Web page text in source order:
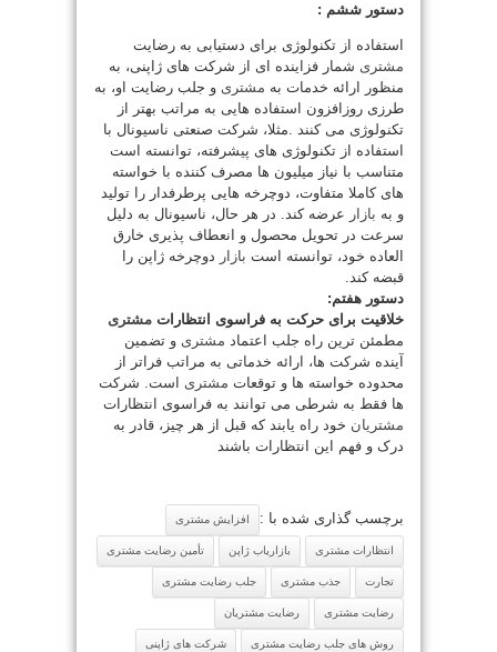
دستور ششم :
استفاده از تکنولوژی برای دستیابی به رضایت
مشتری شمار فزاینده ای از شرکت های ژاپنی، به
منظور ارائه خدمات به مشتری و جلب رضایت او، به
طرزی روزافزون استفاده هایی به مراتب بهتر از
تکنولوژی می کنند .مثلا، شرکت صنعتی ناسیونال با
استفاده از تکنولوژی های پیشرفته، توانسته است
متناسب با نیاز میلیون ها مصرف کننده با خواسته
های کاملا متفاوت، دوچرخه هایی پرطرفدار را تولید
و به بازار عرضه کند. در هر حال، ناسیونال به دلیل
سرعت در تحویل محصول و انعطاف پذیری خارق
العاده خود، توانسته است بازار دوچرخه ژاپن را
قبضه کند.
دستور هفتم:
خلاقیت برای حرکت به فراسوی انتظارات مشتری
مطمئن ترین راه جلب اعتماد مشتری و تضمین
آینده شرکت ها، ارائه خدماتی به مراتب فراتر از
محدوده خواسته ها و توقعات مشتری است. شرکت
ها فقط به شرطی می توانند به فراسوی انتظارات
مشتریان خود راه یابند که قبل از هر چیز، قادر به
درک و فهم این انتظارات باشند
برچسب گذاری شده با : افزایش مشتری
انتظارات مشتری بازاریاب ژاپن تأمین رضایت مشتری
تجارت جذب مشتری جلب رضایت مشتری
رضایت مشتری رضایت مشتریان
روش های جلب رضایت مشتری شرکت های ژاپنی